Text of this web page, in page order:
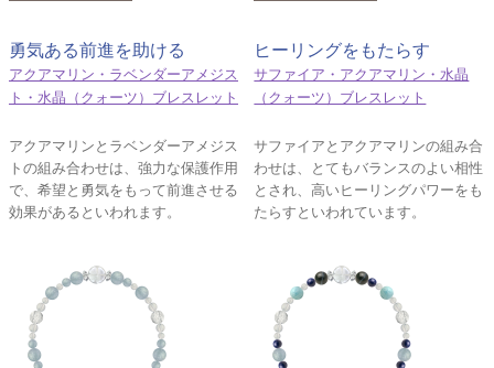
勇気ある前進を助ける
アクアマリン・ラベンダーアメジス
ト・水晶（クォーツ）ブレスレット
アクアマリンとラベンダーアメジス
トの組み合わせは、強力な保護作用
で、希望と勇気をもって前進させる
効果があるといわれます。
ヒーリングをもたらす
サファイア・アクアマリン・水晶
（クォーツ）ブレスレット
サファイアとアクアマリンの組み合
わせは、とてもバランスのよい相性
とされ、高いヒーリングパワーをも
たらすといわれています。